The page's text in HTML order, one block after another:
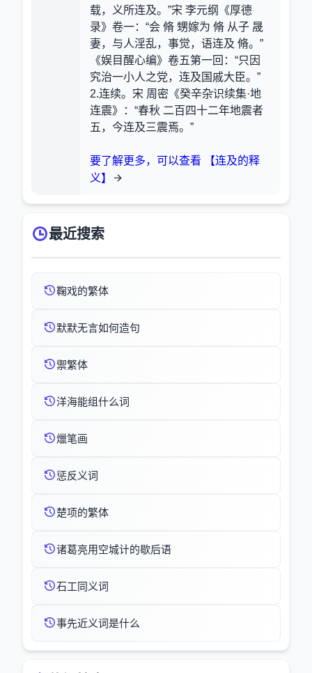
载，义所连及。”宋 李元纲《厚德
录》卷一：“会 脩 甥嫁为 脩 从子 晟
妻，与人淫乱，事觉，语连及 脩。”
《娱目醒心编》卷五第一回：“只因
究治一小人之党，连及国戚大臣。”
2.连续。宋 周密《癸辛杂识续集·地
连震》：“春秋 二百四十二年地震者
五，今连及三震焉。”
要了解更多，可以查看 【连及的释
义】
最近搜索
鞠戏的繁体
默默无言如何造句
禦繁体
洋海能组什么词
爉笔画
惩反义词
楚项的繁体
诸葛亮用空城计的歇后语
石工同义词
事先近义词是什么